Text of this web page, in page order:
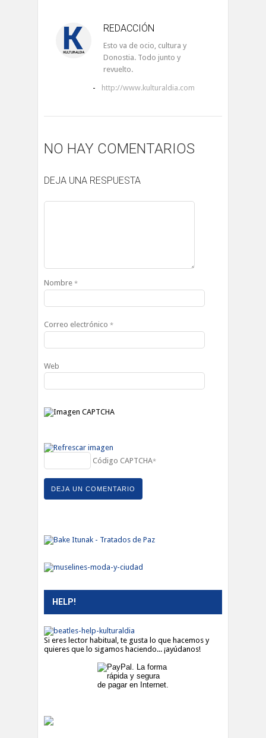
REDACCIÓN
Esto va de ocio, cultura y
Donostia. Todo junto y
revuelto.
- http://www.kulturaldia.com
NO HAY COMENTARIOS
DEJA UNA RESPUESTA
Nombre *
Correo electrónico *
Web
Código CAPTCHA*
HELP!
Si eres lector habitual, te gusta lo que hacemos y
quieres que lo sigamos haciendo... ¡ayúdanos!